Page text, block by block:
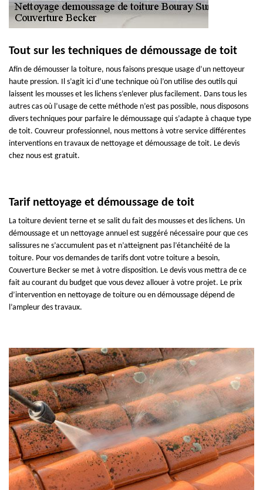
Tout sur les techniques de démoussage de toit
Afin de démousser la toiture, nous faisons presque usage d’un nettoyeur
haute pression. Il s’agit ici d’une technique où l’on utilise des outils qui
laissent les mousses et les lichens s’enlever plus facilement. Dans tous les
autres cas où l’usage de cette méthode n’est pas possible, nous disposons
divers techniques pour parfaire le démoussage qui s’adapte à chaque type
de toit. Couvreur professionnel, nous mettons à votre service différentes
interventions en travaux de nettoyage et démoussage de toit. Le devis
chez nous est gratuit.
Tarif nettoyage et démoussage de toit
La toiture devient terne et se salit du fait des mousses et des lichens. Un
démoussage et un nettoyage annuel est suggéré nécessaire pour que ces
salissures ne s’accumulent pas et n’atteignent pas l’étanchéité de la
toiture. Pour vos demandes de tarifs dont votre toiture a besoin,
Couverture Becker se met à votre disposition. Le devis vous mettra de ce
fait au courant du budget que vous devez allouer à votre projet. Le prix
d’intervention en nettoyage de toiture ou en démoussage dépend de
l’ampleur des travaux.